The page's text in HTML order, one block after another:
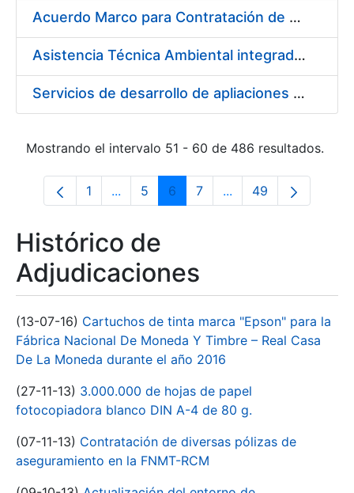
Acuerdo Marco para Contratación de Servicios para desarrollo evolutivo de componentes software de la infraestructura de CERES
Asistencia Técnica Ambiental integrada en la Fábrica de Papel de Burgos
Servicios de desarrollo de apliaciones con APPWORKS
Mostrando el intervalo 51 - 60 de 486 resultados.
Página
1 ...Páginas intermedias Use TAB para
Página
5 Página
6 Página
7 ...Páginas intermedias
Página
49
Histórico de
Adjudicaciones
(13-07-16) Cartuchos de tinta marca "Epson" para la
Fábrica Nacional De Moneda Y Timbre – Real Casa
De La Moneda durante el año 2016
(27-11-13) 3.000.000 de hojas de papel
fotocopiadora blanco DIN A-4 de 80 g.
(07-11-13) Contratación de diversas pólizas de
aseguramiento en la FNMT-RCM